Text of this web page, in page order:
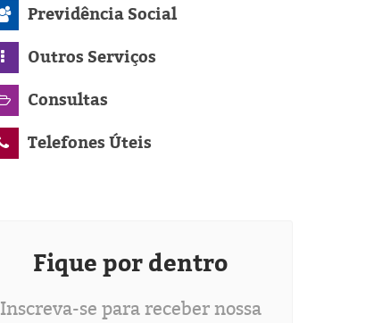
Previdência Social
Outros Serviços
Consultas
Telefones Úteis
Fique por dentro
Inscreva-se para receber nossa